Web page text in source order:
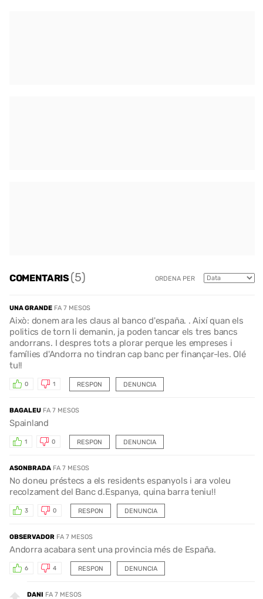
COMENTARIS(5) ORDENA PER
UNA GRANDE FA 7 MESOS
Això: donem ara les claus al banco d'españa. . Així quan els
politics de torn li demanin, ja poden tancar els tres bancs
andorrans. I despres tots a plorar perque les empreses i
famílies d'Andorra no tindran cap banc per finançar-les. Olé
tu!!
RESPON
0 1 DENUNCIA
BAGALEU FA 7 MESOS
Spainland
RESPON
1 0 DENUNCIA
ASONBRADA FA 7 MESOS
No doneu préstecs a els residents espanyols i ara voleu
recolzament del Banc d.Espanya, quina barra teniu!!
RESPON
3 0 DENUNCIA
OBSERVADOR FA 7 MESOS
Andorra acabara sent una provincia més de España.
RESPON
6 4 DENUNCIA
DANI FA 7 MESOS